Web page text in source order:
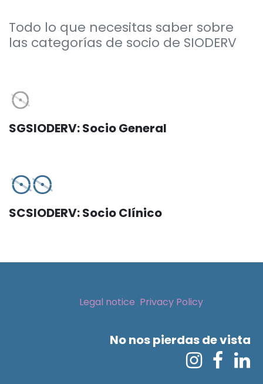
Todo lo que necesitas saber sobre
las categorías de socio de SIODERV
SGSIODERV: Socio General
SCSIODERV: Socio Clínico
Legal notice Privacy Policy
No nos pierdas de vista